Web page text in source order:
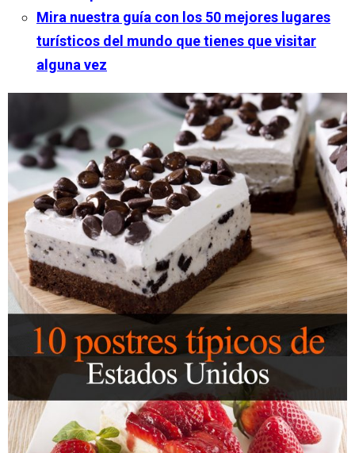
Mira nuestra guía con los 50 mejores lugares
turísticos del mundo que tienes que visitar
alguna vez